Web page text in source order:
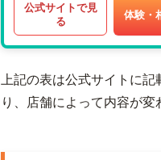
公式サイトで見
る
体験・
上記の表は公式サイトに
り、店舗によって内容が変